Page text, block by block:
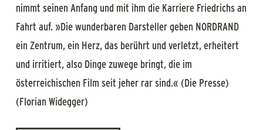
nimmt seinen Anfang und mit ihm die Karriere Friedrichs an
Fahrt auf. »Die wunderbaren Darsteller geben NORDRAND
ein Zentrum, ein Herz, das berührt und verletzt, erheitert
und irritiert, also Dinge zuwege bringt, die im
österreichischen Film seit jeher rar sind.« (Die Presse)
(Florian Widegger)